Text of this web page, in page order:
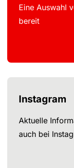
Eine Auswahl
bereit
Instagram
Aktuelle
auch bei